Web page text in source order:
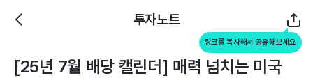
투자노트
링크를 복사해서 공유해보세요
[25년 7월 배당 캘린더] 매력 넘치는 미국